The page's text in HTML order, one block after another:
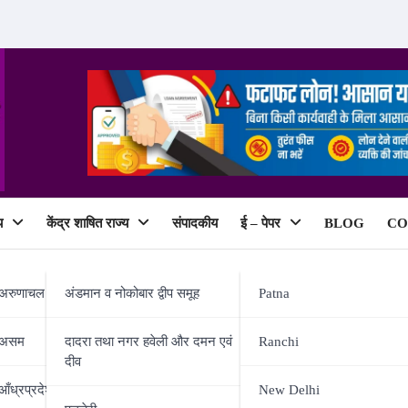
प्रदेश
केंद्र शाषित राज्य
अंडमान व नोकोबार द्वीप समूह
दादरा तथा नगर हवेली और दमन एवं
दीव
संपादकीय ई – पेपर
Patna
Ranchi
New Delhi
BLOG
बल्लेबाजों का बल्ले-बल्ले ,